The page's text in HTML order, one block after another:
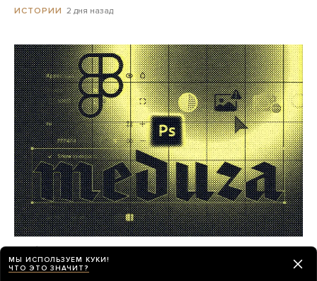
ИСТОРИИ 2 дня назад
Работа в «Медузе»! Мы ищем
фоторедактора
МЫ ИСПОЛЬЗУЕМ КУКИ!
ЧТО ЭТО ЗНАЧИТ?